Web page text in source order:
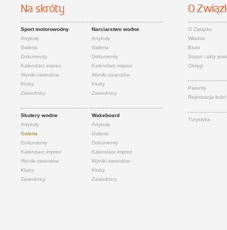
Na skróty
Sport motorowodny
Artykuły
Galeria
Dokumenty
Kalendarz imprez
Wyniki zawodów
Kluby
Zawodnicy
Narciarstwo wodne
Artykuły
Galeria
Dokumenty
Kalendarz imprez
Wyniki zawodów
Kluby
Zawodnicy
Skutery wodne
Artykuły
Galeria
Dokumenty
Kalendarz imprez
Wyniki zawodów
Kluby
Zawodnicy
Wakeboard
Artykuły
Galeria
Dokumenty
Kalendarz imprez
Wyniki zawodów
Kluby
Zawodnicy
O
O Związku
Władze
Biuro
Statut i akty
Okręgi
Patenty
Rejestracja łodzi
Turystyka